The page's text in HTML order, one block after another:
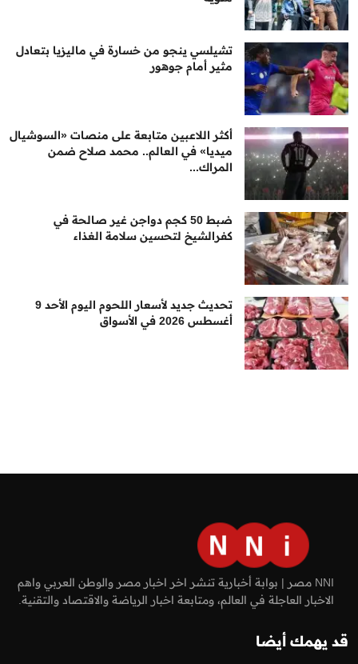
تشيلسي ينجو من خسارة في ماليزيا بتعادل
مثير أمام جوهور
أكثر اللاعبين متابعة على منصات «السوشيال
ميديا» في العالم.. محمد صلاح ضمن
المراك...
ضبط 50 كجم دواجن غير صالحة في
كفرالشيخ لتحسين سلامة الغذاء
تحديث جديد لأسعار اللحوم اليوم الأحد 9
أغسطس 2026 في الأسواق
NNI مصر | بوابة أخبارية تنشر اخر اخبار مصر والوطن العربي واهم
الاخبار العاجلة في العالم، ومتابعة اخبار الرياضة والاقتصاد والتقنية.
قد يهمك أيضا